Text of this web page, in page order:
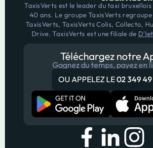
TaxisVerts est le leader du taxi bruxellois
40 ans. Le groupe TaxisVerts
TaxisVerts, TaxisVerts Colis, Collecto,
Drive. TaxisVerts est une filiale de
Téléchargez notre
Gagnez du temps, payez en
OU APPELEZ LE02 349